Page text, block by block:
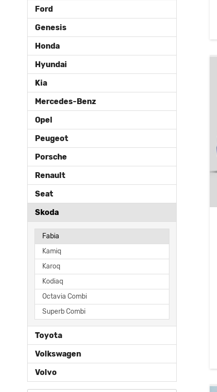
Ford
Genesis
Honda
Hyundai
Kia
Mercedes-Benz
Opel
Peugeot
Porsche
Renault
Seat
Skoda
Fabia
Kamiq
Karoq
Kodiaq
Octavia Combi
Superb Combi
Toyota
Volkswagen
Volvo